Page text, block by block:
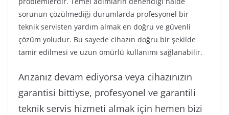
sorunun çözülmediği durumlarda profesyonel bir
teknik servisten yardım almak en doğru ve güvenli
çözüm yoludur. Bu sayede cihazın doğru bir şekilde
tamir edilmesi ve uzun ömürlü kullanımı sağlanabilir.
Arızanız devam ediyorsa veya cihazınızın
garantisi bittiyse, profesyonel ve garantili
teknik servis hizmeti almak için hemen bizi